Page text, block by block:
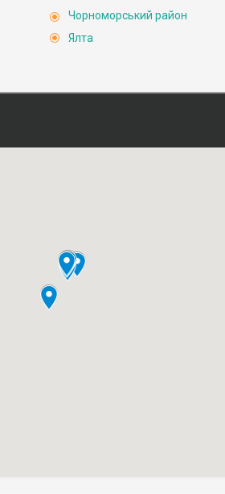
Чорноморський район
Ялта